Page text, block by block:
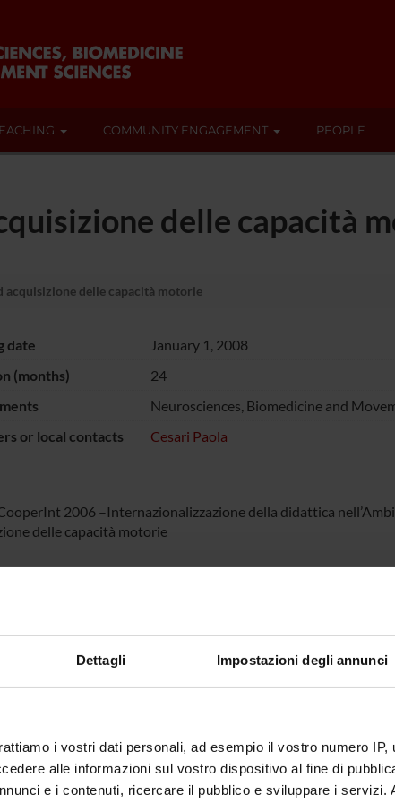
Dettagli Impostazioni degli annunci
i vostri dati personali, ad esempio il vostro numero IP,
alle informazioni sul vostro dispositivo al fine di
e i contenuti, ricercare il pubblico e sviluppare i servizi.
COMMUNITY ENGAGEMENT PEOPLE
delle capacità
acquisizione delle capacità motorie
date
January 1, 2008
(months)
24
Neurosciences, Biomedicine and
or local contacts
Cesari Paola
2006 –Internazionalizzazione della didattica
delle capacità motorie
PARTICIPANTS